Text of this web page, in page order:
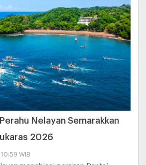
Nelayan Semarakkan
2026
WIB